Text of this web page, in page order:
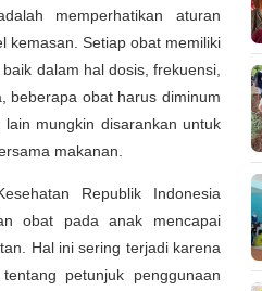
memperhatikan aturan
kemasan. Setiap obat memiliki
dalam hal dosis, frekuensi,
beberapa obat harus diminum
mungkin disarankan untuk
makanan.
Republik Indonesia
obat pada anak mencapai
Hal ini sering terjadi karena
petunjuk penggunaan